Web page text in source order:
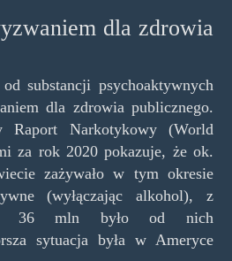
dla zdrowia
substancji psychoaktywnych
dla zdrowia publicznego.
Raport Narkotykowy (World
za rok 2020 pokazuje, że ok.
zażywało w tym okresie
(wyłączając alkohol), z
36 mln było od nich
sytuacja była w Ameryce